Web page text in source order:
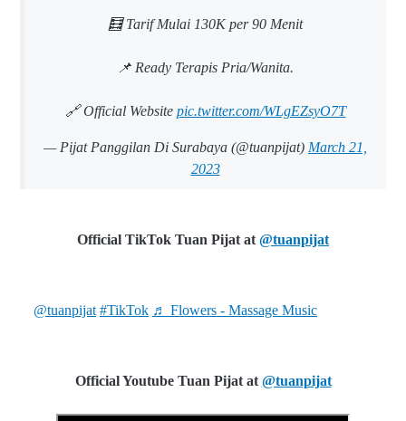
🧮 Tarif Mulai 130K per 90 Menit
📌 Ready Terapis Pria/Wanita.
🔗 Official Website pic.twitter.com/WLgEZsyO7T
— Pijat Panggilan Di Surabaya (@tuanpijat) March 21,
2023
Official TikTok Tuan Pijat at @tuanpijat
@tuanpijat #TikTok ♬ Flowers - Massage Music
Official Youtube Tuan Pijat at @tuanpijat